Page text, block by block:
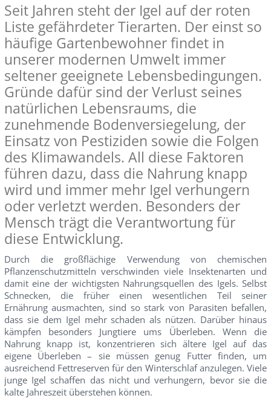
Seit Jahren steht der Igel auf der roten
Liste gefährdeter Tierarten. Der einst so
häufige Gartenbewohner findet in
unserer modernen Umwelt immer
seltener geeignete Lebensbedingungen.
Gründe dafür sind der Verlust seines
natürlichen Lebensraums, die
zunehmende Bodenversiegelung, der
Einsatz von Pestiziden sowie die Folgen
des Klimawandels. All diese Faktoren
führen dazu, dass die Nahrung knapp
wird und immer mehr Igel verhungern
oder verletzt werden. Besonders der
Mensch trägt die Verantwortung für
diese Entwicklung.
Durch die großflächige Verwendung von chemischen
Pflanzenschutzmitteln verschwinden viele Insektenarten und
damit eine der wichtigsten Nahrungsquellen des Igels. Selbst
Schnecken, die früher einen wesentlichen Teil seiner
Ernährung ausmachten, sind so stark von Parasiten befallen,
dass sie dem Igel mehr schaden als nützen. Darüber hinaus
kämpfen besonders Jungtiere ums Überleben. Wenn die
Nahrung knapp ist, konzentrieren sich ältere Igel auf das
eigene Überleben – sie müssen genug Futter finden, um
ausreichend Fettreserven für den Winterschlaf anzulegen. Viele
junge Igel schaffen das nicht und verhungern, bevor sie die
kalte Jahreszeit überstehen können.